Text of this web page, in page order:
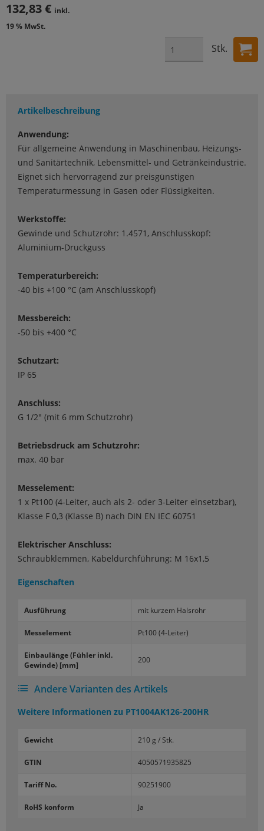
132,83 € inkl.
19 % MwSt.
Stk.
Artikelbeschreibung
Anwendung:
Für allgemeine Anwendung in Maschinenbau, Heizungs-
und Sanitärtechnik, Lebensmittel- und Getränkeindustrie.
Eignet sich hervorragend zur preisgünstigen
Temperaturmessung in Gasen oder Flüssigkeiten.
Werkstoffe:
Gewinde und Schutzrohr: 1.4571, Anschlusskopf:
Aluminium-Druckguss
Temperaturbereich:
-40 bis +100 °C (am Anschlusskopf)
Messbereich:
-50 bis +400 °C
Schutzart:
IP 65
Anschluss:
G 1/2" (mit 6 mm Schutzrohr)
Betriebsdruck am Schutzrohr:
max. 40 bar
Messelement:
1 x Pt100 (4-Leiter, auch als 2- oder 3-Leiter einsetzbar),
Klasse F 0,3 (Klasse B) nach DIN EN IEC 60751
Elektrischer Anschluss:
Schraubklemmen, Kabeldurchführung: M 16x1,5
Eigenschaften
Aus­füh­rung mit kur­zem Hals­rohr
Mess­ele­ment Pt100 (4-​Leiter)
Ein­bau­län­ge (Füh­ler inkl.
Ge­win­de) [mm]
200
Andere Varianten des Artikels
Weitere Informationen zu PT1004AK126-200HR
Gewicht 210 g / Stk.
GTIN 4050571935825
Tariff No. 90251900
RoHS konform Ja